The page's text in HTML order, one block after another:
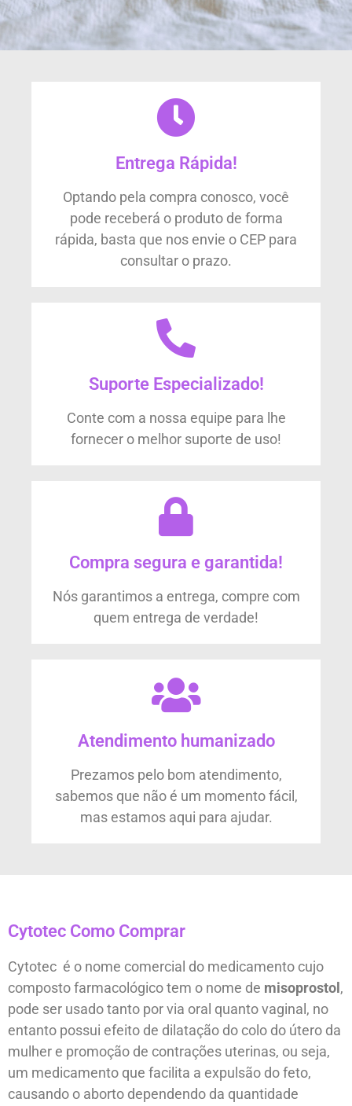
Entrega Rápida!
Optando pela compra conosco, você
pode receberá o produto de forma
rápida, basta que nos envie o CEP para
consultar o prazo.
Suporte Especializado!
Conte com a nossa equipe para lhe
fornecer o melhor suporte de uso!
Compra segura e garantida!
Nós garantimos a entrega, compre com
quem entrega de verdade!
Atendimento humanizado
Prezamos pelo bom atendimento,
sabemos que não é um momento fácil,
mas estamos aqui para ajudar.
Cytotec Como Comprar
Cytotec é o nome comercial do medicamento cujo
composto farmacológico tem o nome de misoprostol ,
pode ser usado tanto por via oral quanto vaginal, no
entanto possui efeito de dilatação do colo do útero da
mulher e promoção de contrações uterinas, ou seja,
um medicamento que facilita a expulsão do feto,
causando o aborto dependendo da quantidade